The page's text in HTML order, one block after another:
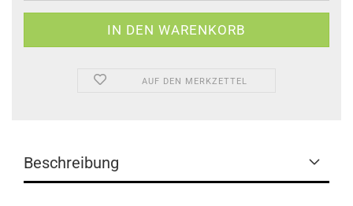
AUF DEN MERKZETTEL
Beschreibung